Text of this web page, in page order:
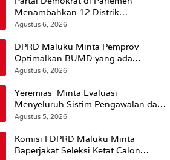
Menambahkan 12 Distrik
Pendukung Trump
Agustus 6, 2026
DPRD Maluku Minta Pemprov
Optimalkan BUMD yang ada
Ketimbang Menambah Baru
Agustus 6, 2026
Yeremias Minta Evaluasi
Menyeluruh Sistim Pengawalan dan
Operasional Angkutan Kontainer
Agustus 5, 2026
Komisi I DPRD Maluku Minta
Baperjakat Seleksi Ketat Calon